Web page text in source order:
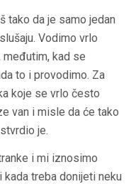
tako da je samo jedan
Vodimo vrlo
kad se
to i provodimo. Za
koje se vrlo često
van i misle da će tako
je.
i mi iznosimo
treba donijeti neku